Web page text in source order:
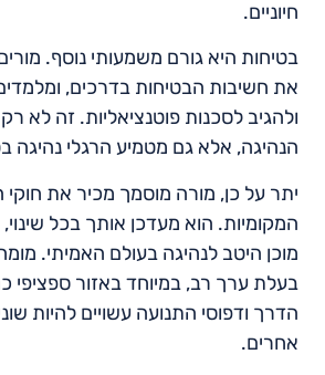
חיוניים.
בטיחות היא גורם משמעותי נוסף.
את חשיבות הבטיחות בדרכים,
ולהגיב לסכנות פוטנציאליות. זה לא
הנהיגה, אלא גם מטמיע הרגלי נהיגה
יתר על כן, מורה מוסמך מכיר את חוקי
המקומיות. הוא מעדכן אותך בכל
מוכן היטב לנהיגה בעולם האמיתי.
בעלת ערך רב, במיוחד באזור ספציפי
הדרך ודפוסי התנועה עשויים להיות
אחרים.